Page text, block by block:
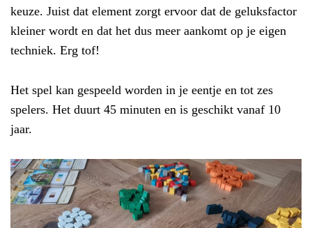
keuze. Juist dat element zorgt ervoor dat de geluksfactor
kleiner wordt en dat het dus meer aankomt op je eigen
techniek. Erg tof!
Het spel kan gespeeld worden in je eentje en tot zes
spelers. Het duurt 45 minuten en is geschikt vanaf 10
jaar.